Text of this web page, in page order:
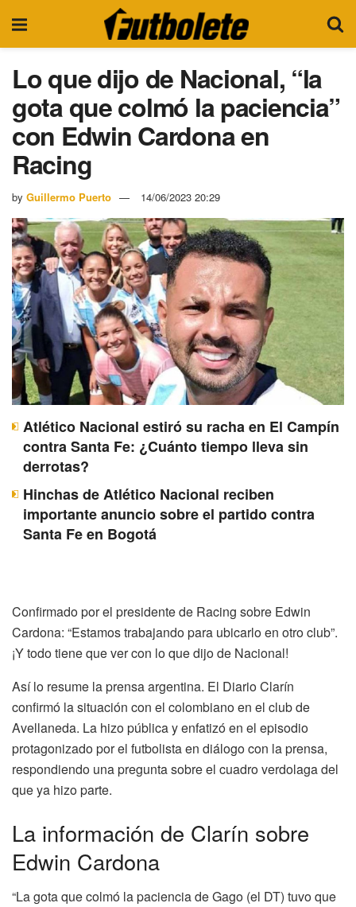
Lo que dijo de Nacional, “la
gota que colmó la paciencia”
con Edwin Cardona en
Racing
by Guillermo Puerto 14/06/2023 20:29
Atlético Nacional estiró su racha en El Campín
contra Santa Fe: ¿Cuánto tiempo lleva sin
derrotas?
Hinchas de Atlético Nacional reciben
importante anuncio sobre el partido contra
Santa Fe en Bogotá
Confirmado por el presidente de Racing sobre Edwin
Cardona: “Estamos trabajando para ubicarlo en otro club”.
¡Y todo tiene que ver con lo que dijo de Nacional!
Así lo resume la prensa argentina. El Diario Clarín
confirmó la situación con el colombiano en el club de
Avellaneda. La hizo pública y enfatizó en el episodio
protagonizado por el futbolista en diálogo con la prensa,
respondiendo una pregunta sobre el cuadro verdolaga del
que ya hizo parte.
La información de Clarín sobre
Edwin Cardona
“La gota que colmó la paciencia de Gago (el DT) tuvo que